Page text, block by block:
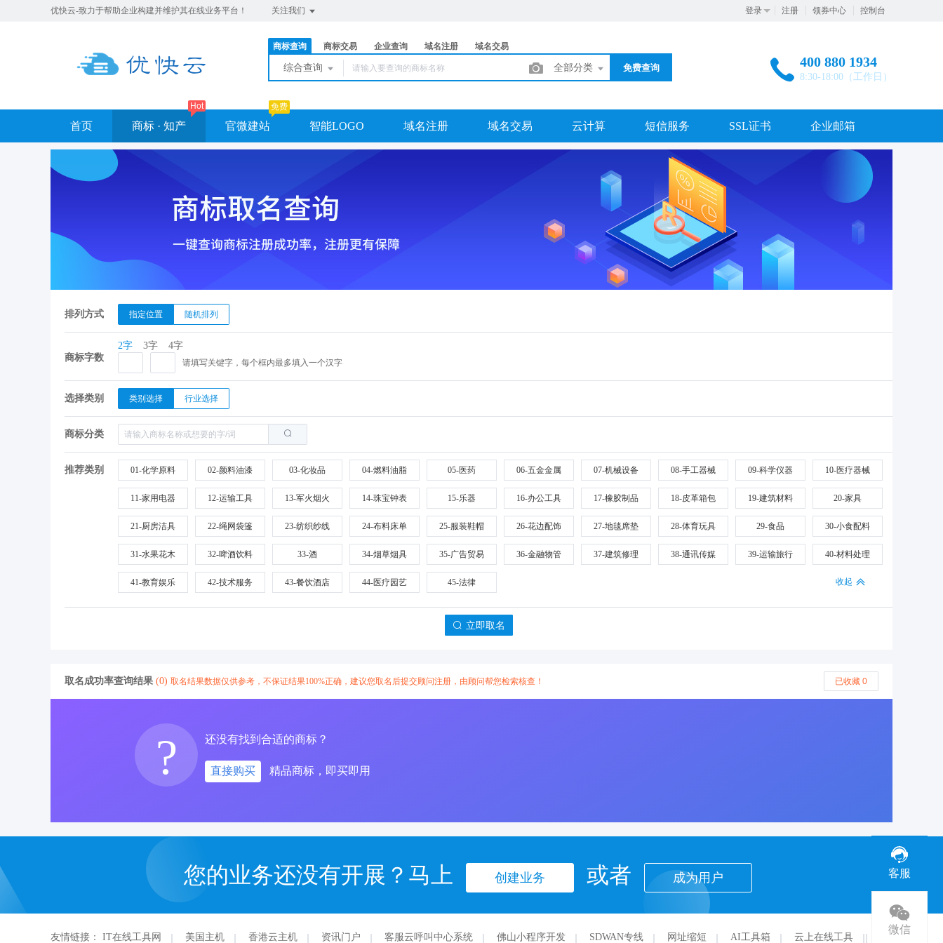
优快云-致力于帮助企业构建并维护其在线业务平台！ 关注我们 登录 注册 领券中心 控制台
商标查询 商标交易 企业查询 域名注册 域名交易
综合查询 全部分类 免费查询 400 880 1934
8:30-18:00（工作日）
首页 商标 · 知产
Hot
官微建站
免费
智能LOGO 域名注册 域名交易 云计算 短信服务 SSL证书 企业邮箱
排列方式 指定位置 随机排列
商标字数
2字 3字 4字
请填写关键字，每个框内最多填入一个汉字
选择类别 类别选择 行业选择
商标分类
推荐类别 01-化学原料 02-颜料油漆 03-化妆品 04-燃料油脂 05-医药 06-五金金属 07-机械设备 08-手工器械 09-科学仪器 10-医疗器械
11-家用电器 12-运输工具 13-军火烟火 14-珠宝钟表 15-乐器 16-办公工具 17-橡胶制品 18-皮革箱包 19-建筑材料 20-家具
21-厨房洁具 22-绳网袋篷 23-纺织纱线 24-布料床单 25-服装鞋帽 26-花边配饰 27-地毯席垫 28-体育玩具 29-食品 30-小食配料
31-水果花木 32-啤酒饮料 33-酒 34-烟草烟具 35-广告贸易 36-金融物管 37-建筑修理 38-通讯传媒 39-运输旅行 40-材料处理
41-教育娱乐 42-技术服务 43-餐饮酒店 44-医疗园艺 45-法律 收起
立即取名
取名成功率查询结果 (0) 取名结果数据仅供参考，不保证结果100%正确，建议您取名后提交顾问注册，由顾问帮您检索核查！ 已收藏 0
? 还没有找到合适的商标？
直接购买 精品商标，即买即用
您的业务还没有开展？马上 创建业务 或者 成为用户
友情链接： IT在线工具网 美国主机 香港云主机 资讯门户 客服云呼叫中心系统 佛山小程序开发 SDWAN专线 网址缩短 AI工具箱 云上在线工具
客服
微信